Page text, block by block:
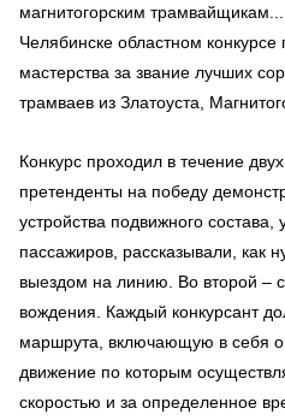
магнитогорским
Челябинске областном
мастерства за звание лучших
трамваев из Златоуста,
Конкурс проходил в течение
претенденты на победу
устройства подвижного состава,
пассажиров, рассказывали, как
выездом на линию. Во второй –
вождения. Каждый конкурсант
маршрута, включающую в себя
движение по которым
скоростью и за определенное